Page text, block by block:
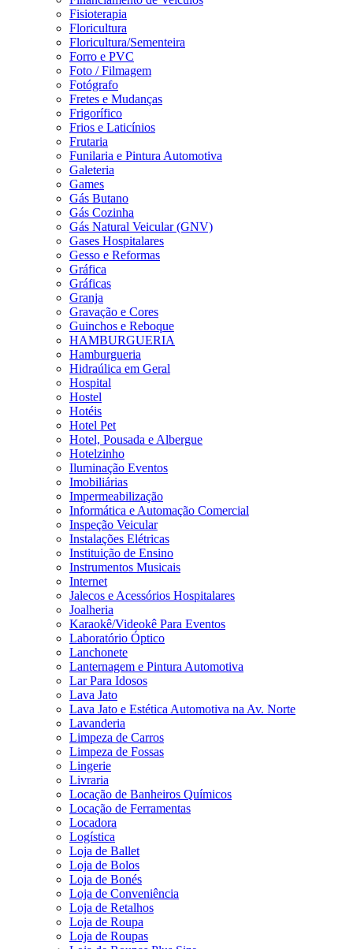
Fisioterapia
Floricultura
Floricultura/Sementeira
Forro e PVC
Foto / Filmagem
Fotógrafo
Fretes e Mudanças
Frigorífico
Frios e Laticínios
Frutaria
Funilaria e Pintura Automotiva
Galeteria
Games
Gás Butano
Gás Cozinha
Gás Natural Veicular (GNV)
Gases Hospitalares
Gesso e Reformas
Gráfica
Gráficas
Granja
Gravação e Cores
Guinchos e Reboque
HAMBURGUERIA
Hamburgueria
Hidraúlica em Geral
Hospital
Hostel
Hotéis
Hotel Pet
Hotel, Pousada e Albergue
Hotelzinho
Iluminação Eventos
Imobiliárias
Impermeabilização
Informática e Automação Comercial
Inspeção Veicular
Instalações Elétricas
Instituição de Ensino
Instrumentos Musicais
Internet
Jalecos e Acessórios Hospitalares
Joalheria
Karaokê/Videokê Para Eventos
Laboratório Óptico
Lanchonete
Lanternagem e Pintura Automotiva
Lar Para Idosos
Lava Jato
Lava Jato e Estética Automotiva na Av. Norte
Lavanderia
Limpeza de Carros
Limpeza de Fossas
Lingerie
Livraria
Locação de Banheiros Químicos
Locação de Ferramentas
Locadora
Logística
Loja de Ballet
Loja de Bolos
Loja de Bonés
Loja de Conveniência
Loja de Retalhos
Loja de Roupa
Loja de Roupas